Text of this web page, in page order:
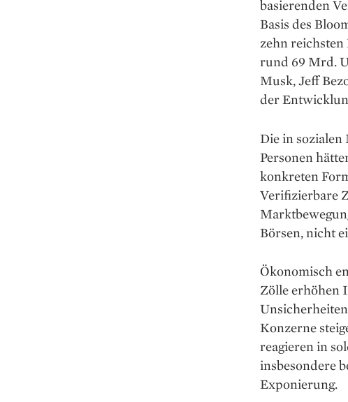
basierenden
Basis des
zehn
rund 69 Mrd.
Musk, Jeff
der
Die in sozialen
Personen
konkreten
Verifizierbare
Börsen, nicht
Ökonomisch
Zölle erhöhen
Konzerne
reagieren in
insbesondere
Exponierung.